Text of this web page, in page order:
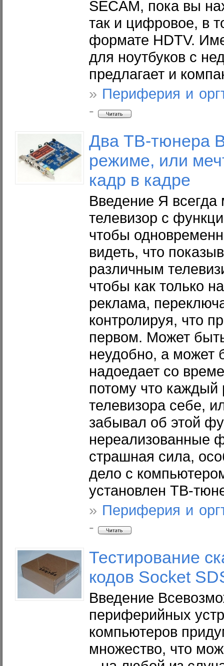
SECAM, пока вы
так и цифровое, в
формате HDTV.
для ноутбуков с
предлагает и
» Периферия и
-
Два ТВ-тюнера
режиме, или
кадр в кадре
Введение Я всегда
телевизор с
чтобы
видеть, что
различным
чтобы как только
реклама,
контролируя, что
первом. Может
неудобно, а может
надоедает со
потому что каждый
телевизора себе,
забывал об этой
нереализованные
страшная сила,
дело с
установлен ТВ-
» Периферия и
-
Тестирование
кодов Socket
Введение
периферийных
компьютеров
множество, что